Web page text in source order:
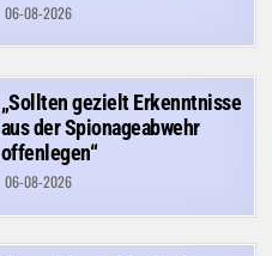
06-08-2026
„Sollten gezielt Erkenntnisse
aus der Spionageabwehr
offenlegen“
06-08-2026